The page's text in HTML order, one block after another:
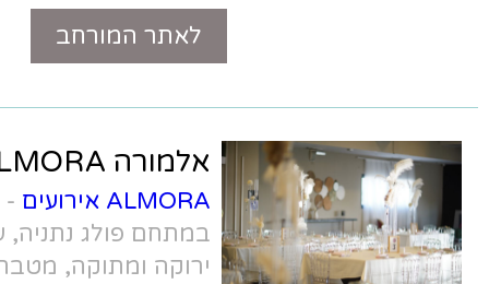
טלפון
אלמורה ALMORA
ALMORA אירועים
- אולם אירועים
במתחם פולג נתניה, עם חצר קבלת פנים
ירוקה ומתוקה, מטבח שף כשר למהדרין,